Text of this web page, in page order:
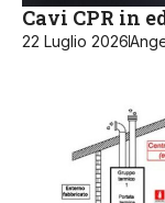
Cavi CPR in
22 Luglio 2026